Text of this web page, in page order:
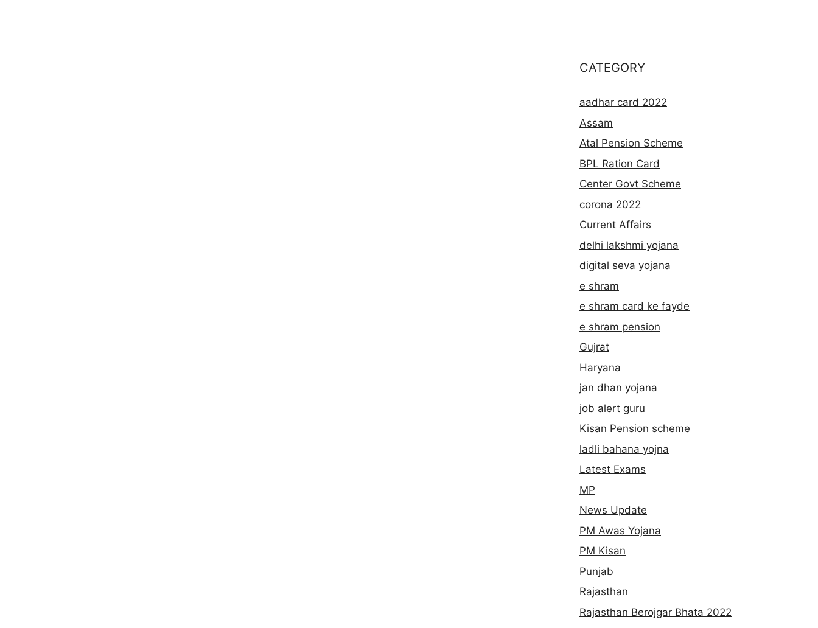
CATEGORY
aadhar card 2022
Assam
Atal Pension Scheme
BPL Ration Card
Center Govt Scheme
corona 2022
Current Affairs
delhi lakshmi yojana
digital seva yojana
e shram
e shram card ke fayde
e shram pension
Gujrat
Haryana
jan dhan yojana
job alert guru
Kisan Pension scheme
ladli bahana yojna
Latest Exams
MP
News Update
PM Awas Yojana
PM Kisan
Punjab
Rajasthan
Rajasthan Berojgar Bhata 2022